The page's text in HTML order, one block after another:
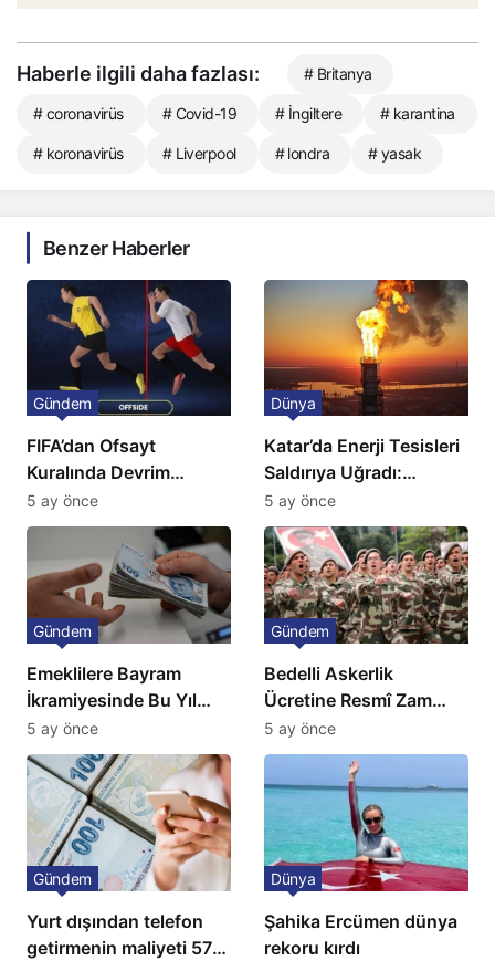
Haberle ilgili daha fazlası: # Britanya
# coronavirüs # Covid-19 # İngiltere # karantina
# koronavirüs # Liverpool # londra # yasak
Benzer Haberler
FIFA’dan Ofsayt
Kuralında Devrim
Niteliğinde Onay
Gündem
5 ay önce
Katar’da Enerji Tesisleri
Saldırıya Uğradı:
Avrupa’da Doğalgaz
Fiyatlarında Sert Artış
Dünya
5 ay önce
Emeklilere Bayram
İkramiyesinde Bu Yıl
Artış Gelmeyecek
Gündem
5 ay önce
Bedelli Askerlik
Ücretine Resmî Zam
Geliyor
Gündem
5 ay önce
Yurt dışından telefon
getirmenin maliyeti 57
Gündem
Şahika Ercümen dünya
rekoru kırdı
Dünya